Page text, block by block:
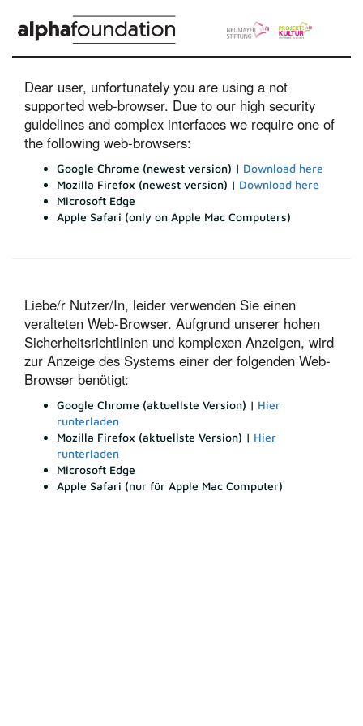
Dear user, unfortunately you are using a not
supported web-browser. Due to our high security
guidelines and complex interfaces we require one of
the following web-browsers:
Google Chrome (newest version) | Download here
Mozilla Firefox (newest version) | Download here
Microsoft Edge
Apple Safari (only on Apple Mac Computers)
Liebe/r Nutzer/In, leider verwenden Sie einen
veralteten Web-Browser. Aufgrund unserer hohen
Sicherheitsrichtlinien und komplexen Anzeigen, wird
zur Anzeige des Systems einer der folgenden Web-
Browser benötigt:
Google Chrome (aktuellste Version) | Hier
runterladen
Mozilla Firefox (aktuellste Version) | Hier
runterladen
Microsoft Edge
Apple Safari (nur für Apple Mac Computer)